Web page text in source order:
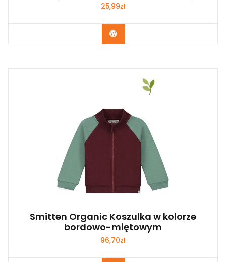
25,99zł
Kup Teraz
Smitten Organic Koszulka w kolorze
bordowo-miętowym
96,70zł